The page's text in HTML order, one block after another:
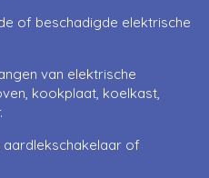
of beschadigde elektrische
van elektrische
kookplaat, koelkast,
aardlekschakelaar of